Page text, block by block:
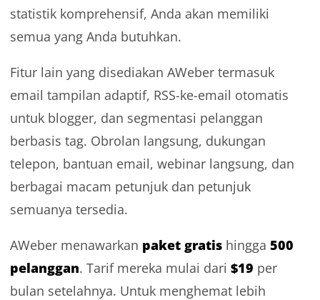
statistik komprehensif, Anda akan memiliki
semua yang Anda butuhkan.
Fitur lain yang disediakan AWeber termasuk
email tampilan adaptif, RSS-ke-email otomatis
untuk blogger, dan segmentasi pelanggan
berbasis tag. Obrolan langsung, dukungan
telepon, bantuan email, webinar langsung, dan
berbagai macam petunjuk dan petunjuk
semuanya tersedia.
AWeber menawarkan paket gratishingga 500
pelanggan. Tarif mereka mulai dari $19 per
bulan setelahnya. Untuk menghemat lebih